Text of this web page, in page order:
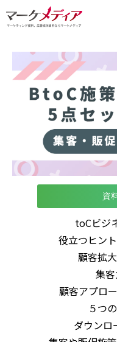
資
toCビジ
役立つヒン
顧客拡
集客
顧客アプロ
５つ
ダウンロ